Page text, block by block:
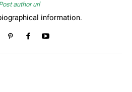
author url
information.